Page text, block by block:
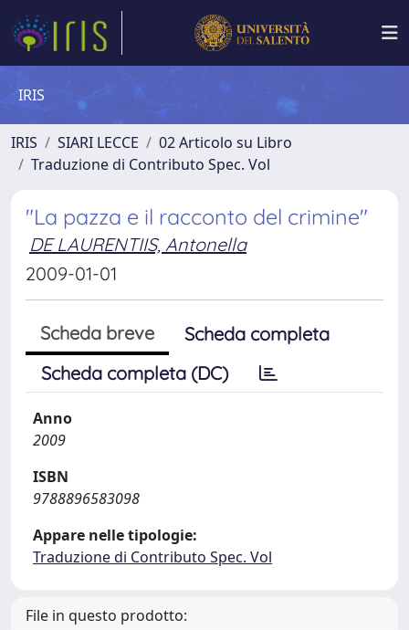
IRIS
IRIS SIARI LECCE
02 Articolo su Libro
Traduzione di Contributo Spec. Vol
"La pazza e il racconto del crimine"
DE LAURENTIIS, Antonella
2009-01-01
Scheda breve
Scheda completa
Scheda completa (DC)
Anno
2009
ISBN
9788896583098
Appare nelle tipologie:
Traduzione di Contributo Spec. Vol
File in questo prodotto: